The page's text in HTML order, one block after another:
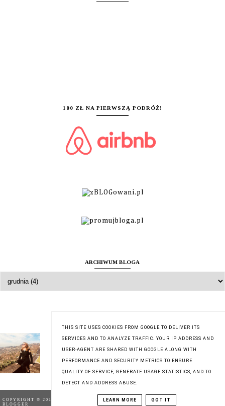
100 ZŁ NA PIERWSZĄ PODRÓŻ!
ARCHIWUM BLOGA
Zuzanna
Wyświetl mój pełny profil
COPYRIGHT © 2018 TESTACJA | BLOG TESTERSKI
BLOGGER
THIS SITE USES COOKIES FROM GOOGLE TO DELIVER ITS
SERVICES AND TO ANALYZE TRAFFIC. YOUR IP ADDRESS AND
USER-AGENT ARE SHARED WITH GOOGLE ALONG WITH
PERFORMANCE AND SECURITY METRICS TO ENSURE
QUALITY OF SERVICE, GENERATE USAGE STATISTICS, AND TO
DETECT AND ADDRESS ABUSE.
LEARN MORE GOT IT